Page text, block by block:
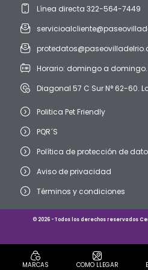
Línea directa 322-564-7449
Horario: domingo a domingo.
Diagonal 57 C Sur N° 62-60.
Politica Pet Friendly
PQR´S
Política de protección de
Aviso de privacidad
Términos y condiciones
MARCAS COMO LLEGAR
© 2026 -Todos los derechos reservados